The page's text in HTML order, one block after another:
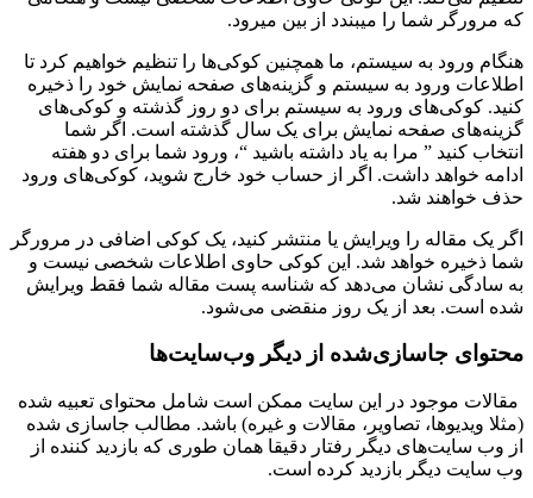
مرورگر شما را میبندد از بین میرود.
ورود به سیستم، ما همچنین کوکی‌ها را تنظیم خواهیم کرد تا
ورود به سیستم و گزینه‌های صفحه نمایش خود را ذخیره
کوکی‌های ورود به سیستم برای دو روز گذشته و کوکی‌های
صفحه نمایش برای یک سال گذشته است. اگر شما
کنید ” مرا به یاد داشته باشید “، ورود شما برای دو هفته
خواهد داشت. اگر از حساب خود خارج شوید، کوکی‌های ورود
خواهند شد.
یک مقاله را ویرایش یا منتشر کنید، یک کوکی اضافی در مرورگر
ذخیره خواهد شد. این کوکی حاوی اطلاعات شخصی نیست و
سادگی نشان می‌دهد که شناسه پست مقاله شما فقط ویرایش
است. بعد از یک روز منقضی می‌شود.
جاسازی‌شده از دیگر وب‌سایت‌ها
مقالات موجود در این سایت ممکن است شامل محتوای تعبیه شده
ویدیوها، تصاویر، مقالات و غیره) باشد. مطالب جاسازی شده
وب سایت‌های دیگر رفتار دقیقا همان طوری که بازدید کننده از
سایت دیگر بازدید کرده است.